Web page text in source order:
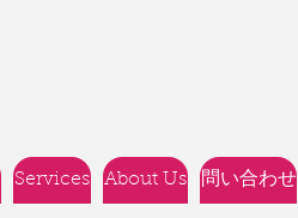
Services About Us 問い合わせ